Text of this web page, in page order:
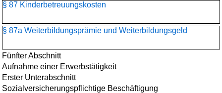
§ 87 Kinderbetreuungskosten
§ 87a Weiterbildungsprämie und Weiterbildungsgeld
Fünfter Abschnitt
Aufnahme einer Erwerbstätigkeit
Erster Unterabschnitt
Sozialversicherungspflichtige Beschäftigung